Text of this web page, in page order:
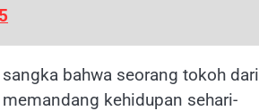
bahwa seorang tokoh dari
kehidupan sehari-